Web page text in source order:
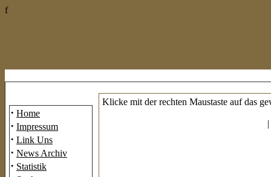
f
· Home
· Impressum
· Link Uns
· News Archiv
· Statistik
Klicke mit der rechten Maustaste auf das
|